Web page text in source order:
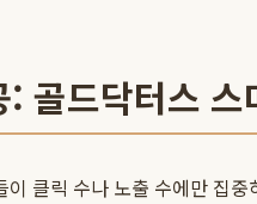
골드닥터스 스
클릭 수나 노출 수에만 집